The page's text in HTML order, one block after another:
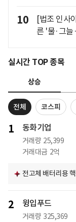
10
[법조 인사
른 '물·그늘
실시간 TOP 종목
상승
전체 코스피
1 동화기업
거래량 25,399
거래대금 2억
전고체 배터리용
2 윙입푸드
거래량 325,369